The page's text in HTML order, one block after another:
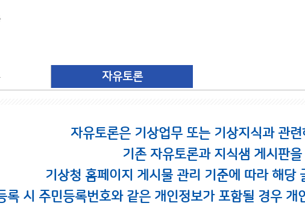
자유토론
자유토론은 기상업무 또는 기상지식과 관
기존 자유토론과 지식샘 게시판
기상청 홈페이지 게시물 관리 기준에 따라 해당
록 시 주민등록번호와 같은 개인정보가 포함될 경우